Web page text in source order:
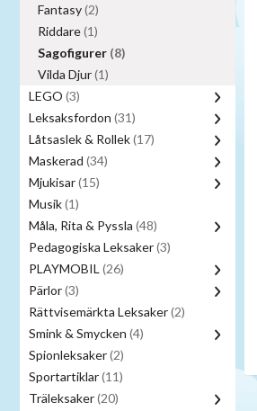
Fantasy(2)
Riddare(1)
Sagofigurer (8)
Vilda Djur(1)
LEGO (3)
Leksaksfordon (31)
Låtsaslek & Rollek(17)
Maskerad (34)
Mjukisar(15)
Musik(1)
Måla, Rita & Pyssla (48)
Pedagogiska Leksaker(3)
PLAYMOBIL (26)
Pärlor(3)
Rättvisemärkta Leksaker(2)
Smink & Smycken (4)
Spionleksaker(2)
Sportartiklar(11)
Träleksaker(20)